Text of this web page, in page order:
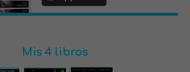
Mis 4 libros